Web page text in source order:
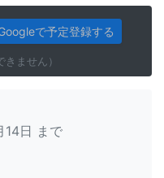
で予定登録する
きません）
日 まで